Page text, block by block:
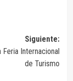
Siguiente:
Internacional
de Turismo